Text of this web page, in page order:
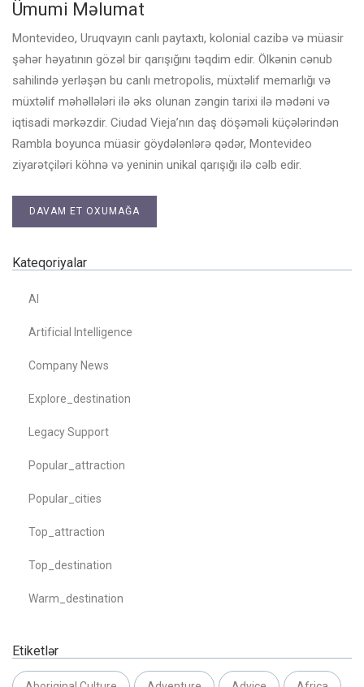
Ümumi Məlumat
Montevideo, Uruqvayın canlı paytaxtı, kolonial cazibə və müasir
şəhər həyatının gözəl bir qarışığını təqdim edir. Ölkənin cənub
sahilində yerləşən bu canlı metropolis, müxtəlif memarlığı və
müxtəlif məhəllələri ilə əks olunan zəngin tarixi ilə mədəni və
iqtisadi mərkəzdir. Ciudad Vieja’nın daş döşəməli küçələrindən
Rambla boyunca müasir göydələnlərə qədər, Montevideo
ziyarətçiləri köhnə və yeninin unikal qarışığı ilə cəlb edir.
DAVAM ET OXUMAĞA
Kateqoriyalar
AI
Artificial Intelligence
Company News
Explore_destination
Legacy Support
Popular_attraction
Popular_cities
Top_attraction
Top_destination
Warm_destination
Etiketlər